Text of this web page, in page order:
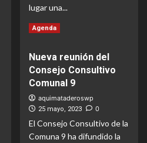
el
Plata
lugar una...
Leer MásLea
de
Nueva
protesta
contra
del
Metrobus
Agenda
Nueva reunión del
Consejo Consultivo
Comunal 9
aquimataderoswp
25 mayo, 2023 0
El Consejo Consultivo de la
Comuna 9 ha difundido la